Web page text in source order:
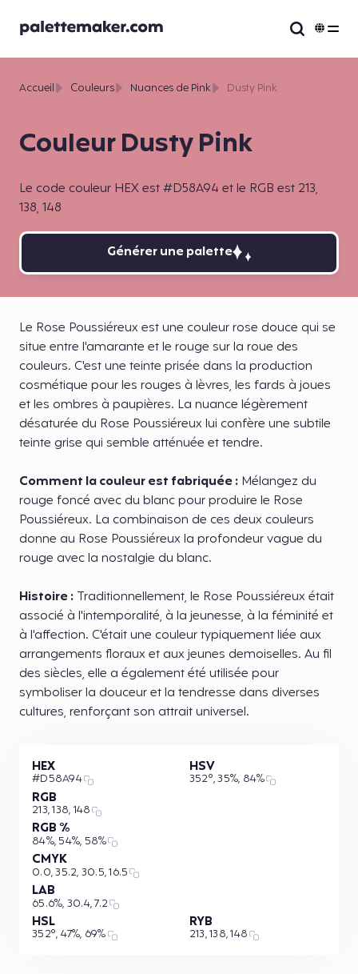
Couleur Dusty Pink
Le code couleur HEX est #D58A94 et le RGB est 213,
138, 148
Accueil Couleurs Nuances de Pink Dusty Pink
Générer une palette
Le Rose Poussiéreux est une couleur rose douce qui se
situe entre l'amarante et le rouge sur la roue des
couleurs. C'est une teinte prisée dans la production
cosmétique pour les rouges à lèvres, les fards à joues
et les ombres à paupières. La nuance légèrement
désaturée du Rose Poussiéreux lui confère une subtile
teinte grise qui semble atténuée et tendre.
Comment la couleur est fabriquée : Mélangez du
rouge foncé avec du blanc pour produire le Rose
Poussiéreux. La combinaison de ces deux couleurs
donne au Rose Poussiéreux la profondeur vague du
rouge avec la nostalgie du blanc.
Histoire : Traditionnellement, le Rose Poussiéreux était
associé à l'intemporalité, à la jeunesse, à la féminité et
à l'affection. C'était une couleur typiquement liée aux
arrangements floraux et aux jeunes demoiselles. Au fil
des siècles, elle a également été utilisée pour
symboliser la douceur et la tendresse dans diverses
cultures, renforçant son attrait universel.
HEX
#D58A94
RGB
213, 138, 148
RGB %
84%, 54%, 58%
CMYK
0.0, 35.2, 30.5, 16.5
LAB
65.6%, 30.4, 7.2
HSL
352°, 47%, 69%
HSV
352°, 35%, 84%
RYB
213, 138, 148